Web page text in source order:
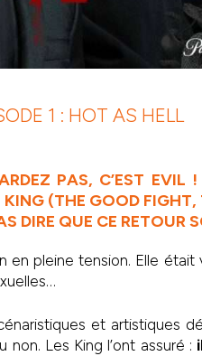
1 : HOT AS HELL
PAS, C’EST EVIL
KING (THE GOOD
DIRE QUE CE RETOUR
en pleine tension. Elle
et artistiques
Les King l’ont assuré :